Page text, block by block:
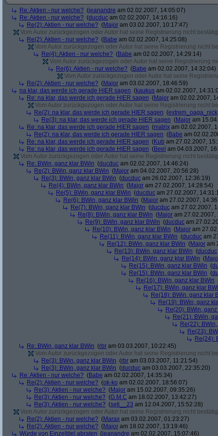
Re: Aktien - nur welche? (jeanandre am 02.02.2007, 14:05:07)
Re: Aktien - nur welche? (ducduc am 02.02.2007, 14:16:16)
Re(2): Aktien - nur welche? (Major am 03.02.2007, 10:17:47)
Vom Autor zurückgezogen oder Autor hat seine Registrierung nicht
Re(2): Aktien - nur welche? (Babe am 02.02.2007, 14:25:08)
Vom Autor zurückgezogen oder Autor hat seine Registrierung nicht
Re(4): Aktien - nur welche? (Babe am 02.02.2007, 14:29:14)
Vom Autor zurückgezogen oder Autor hat seine Registrierung
Re(6): Aktien - nur welche? (Babe am 02.02.2007, 14:32:04)
Vom Autor zurückgezogen oder Autor hat seine
Re(2): Aktien - nur welche? (Major am 03.02.2007, 18:46:59)
na klar, das werde ich gerade HIER sagen (kaukus am 02.02.2007,
Re: na klar, das werde ich gerade HIER sagen (Major am 02.02.2007,
Vom Autor zurückgezogen oder Autor hat seine Registrierung nicht
Re(2): na klar, das werde ich gerade HIER sagen (extrem_oaga_nick
Re(3): na klar, das werde ich gerade HIER sagen (Major am
Re: na klar, das werde ich gerade HIER sagen (matrix am 02.02.2007,
Re(2): na klar, das werde ich gerade HIER sagen (Babe am
Re: na klar, das werde ich gerade HIER sagen (Kub am 27.02.2007,
Re: na klar, das werde ich gerade HIER sagen (Beel am 04.03.2007,
Vom Autor zurückgezogen oder Autor hat seine Registrierung nicht
Re: BWin, ganz klar BWin (ducduc am 02.02.2007, 14:46:24)
Re(2): BWin, ganz klar BWin (Major am 04.02.2007, 20:56:28)
Re(3): BWin, ganz klar BWin (ducduc am 26.02.2007, 12:36:19)
Re(4): BWin, ganz klar BWin (Major am 27.02.2007, 14:28:54)
Re(5): BWin, ganz klar BWin (ducduc am 27.02.2007,
Re(6): BWin, ganz klar BWin (Major am 27.02.2007,
Re(7): BWin, ganz klar BWin (ducduc am 27.02.2007,
Re(8): BWin, ganz klar BWin (Major am 27.02.2007,
Re(9): BWin, ganz klar BWin (ducduc am
Re(10): BWin, ganz klar BWin (Major am
Re(11): BWin, ganz klar BWin (ducduc am
Re(12): BWin, ganz klar BWin (Major am
Re(13): BWin, ganz klar BWin (ducduc
Re(14): BWin, ganz klar BWin (
Re(15): BWin, ganz klar BWin (
Re(15): BWin, ganz klar BWin (
Re(16): BWin, ganz klar BWin
Re(17): BWin, ganz klar
Re(18): BWin, ganz klar
Re(19): BWin, ganz
Re(20): BWin,
Re(21): BWin,
Re(22):
Re(23):
Re(24):
Re: BWin, ganz klar BWin (rbr am 03.03.2007, 10:22:45)
Vom Autor zurückgezogen oder Autor hat seine Registrierung nicht
Re(3): BWin, ganz klar BWin (rbr am 03.03.2007, 11:21:54)
Re(3): BWin, ganz klar BWin (ducduc am 03.03.2007, 22:35:20)
Re: Aktien - nur welche? (Babe am 02.02.2007, 14:35:34)
Re(2): Aktien - nur welche? (ok-ko am 02.02.2007, 18:56:07)
Re(3): Aktien - nur welche? (Major am 15.02.2007, 09:35:26)
Re(3): Aktien - nur welche? (G.M.C am 18.02.2007, 13:42:27)
Re(3): Aktien - nur welche? (seti__23 am 12.04.2007, 15:52:28)
Vom Autor zurückgezogen oder Autor hat seine Registrierung nicht
Re(2): Aktien - nur welche? (Marax am 03.02.2007, 01:23:27)
Re(2): Aktien - nur welche? (Major am 18.02.2007, 13:19:46)
Würde von Einzeltitel abraten (jeanandre am 02.02.2007, 15:07:46)